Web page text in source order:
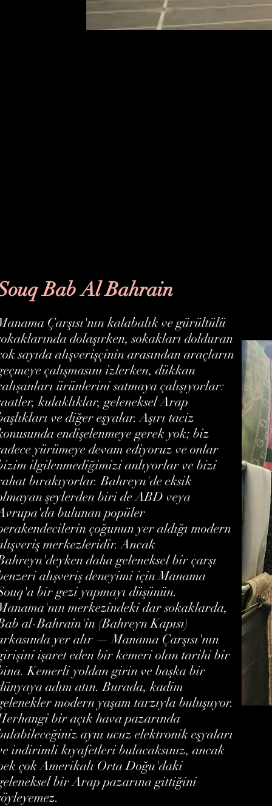
Bab Al Bahrain
Çarşısı'nın kalabalık ve gürültülü
dolaşırken, sokakları dolduran
sayıda alışverişçinin arasından araçların
çalışmasını izlerken, dükkan
ürünlerini satmaya çalışıyorlar:
kulaklıklar, geleneksel Arap
ve diğer eşyalar. Aşırı taciz
endişelenmeye gerek yok; biz
yürümeye devam ediyoruz ve onlar
ilgilenmediğimizi anlıyorlar ve bizi
bırakıyorlar. Bahreyn'de eksik
şeylerden biri de ABD veya
bulunan popüler
çoğunun yer aldığı modern
merkezleridir. Ancak
daha geleneksel bir çarşı
alışveriş deneyimi için Manama
bir gezi yapmayı düşünün.
merkezindeki dar sokaklarda,
al-Bahrain'in (Bahreyn Kapısı)
yer alır — Manama Çarşısı'nın
işaret eden bir kemeri olan tarihi bir
Kemerli yoldan girin ve başka bir
adım atın. Burada, kadim
modern yaşam tarzıyla buluşuyor.
bir açık hava pazarında
aynı ucuz elektronik eşyaları
indirimli kıyafetleri bulacaksınız, ancak
çok Amerikalı Orta Doğu'daki
bir Arap pazarına gittiğini